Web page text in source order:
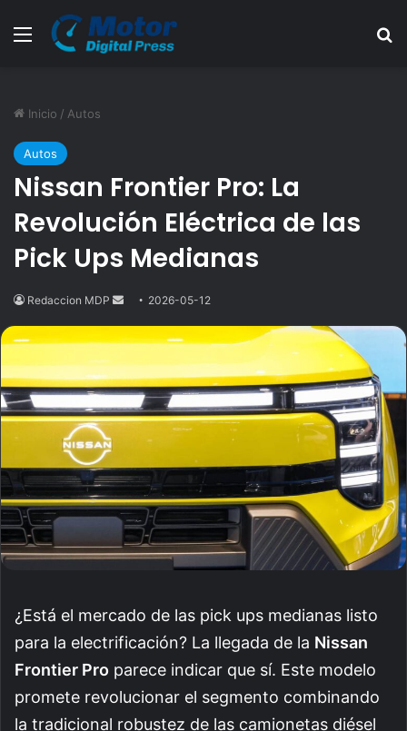
Menú
Inicio / Autos
Autos
Nissan Frontier Pro: La
Revolución Eléctrica de las
Pick Ups Medianas
Redaccion MDP
Send
email
2026-05-12
¿Está el mercado de las pick ups medianas listo
para la electrificación? La llegada de la Nissan
Frontier Pro parece indicar que sí. Este modelo
promete revolucionar el segmento combinando
la tradicional robustez de las camionetas diésel